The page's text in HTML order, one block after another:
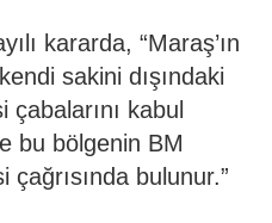
kararda, “Maraş’ın
sakini dışındaki
kabul
bu bölgenin BM
bulunur.”